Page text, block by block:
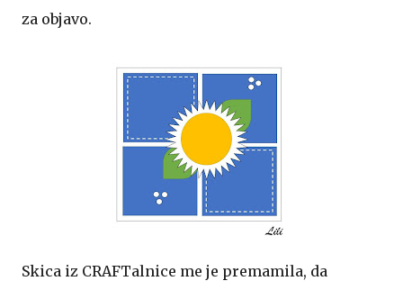
za objavo.
Skica iz CRAFTalnice me je premamila, da